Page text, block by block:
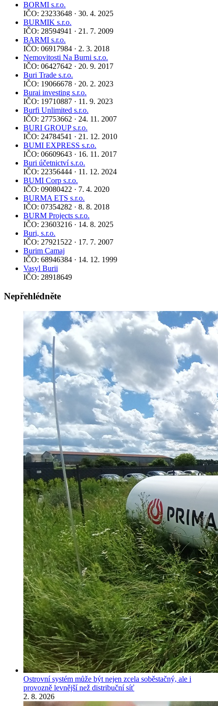
BORMI s.r.o.
IČO: 23233648 · 30. 4. 2025
BURMIK s.r.o.
IČO: 28594941 · 21. 7. 2009
BARMI s.r.o.
IČO: 06917984 · 2. 3. 2018
Nemovitosti Na Burni s.r.o.
IČO: 06427642 · 20. 9. 2017
Buri Trade s.r.o.
IČO: 19066678 · 20. 2. 2023
Burai investing s.r.o.
IČO: 19710887 · 11. 9. 2023
Burfi Unlimited s.r.o.
IČO: 27753662 · 24. 11. 2007
BURI GROUP s.r.o.
IČO: 24784541 · 21. 12. 2010
BUMI EXPRESS s.r.o.
IČO: 06609643 · 16. 11. 2017
Buri účetnictví s.r.o.
IČO: 22356444 · 11. 12. 2024
BUMI Corp s.r.o.
IČO: 09080422 · 7. 4. 2020
BURMA ETS s.r.o.
IČO: 07354282 · 8. 8. 2018
BURM Projects s.r.o.
IČO: 23603216 · 14. 8. 2025
Buri, s.r.o.
IČO: 27921522 · 17. 7. 2007
Burim Camaj
IČO: 68946384 · 14. 12. 1999
Vasyl Burii
IČO: 28918649
Nepřehlédněte
Ostrovní systém může být nejen zcela soběstačný, ale i
provozně levnější než distribuční síť
2. 8. 2026